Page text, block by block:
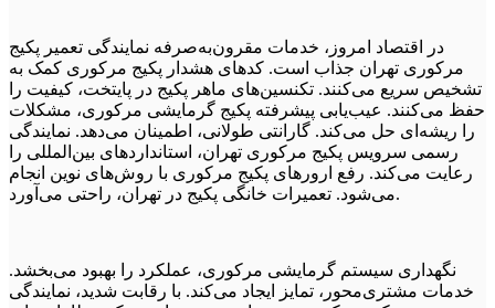
در اقتصاد امروز، خدمات مقرون‌به‌صرفه نمایندگی تعمیر پکیج
مرکوری تهران جذاب است. کدهای هشدار پکیج مرکوری کمک به
تشخیص سریع می‌کنند. تکنسین‌های ماهر پکیج در پایتخت، کیفیت را
حفظ می‌کنند. عیب‌یابی پیشرفته پکیج گرمایشی مرکوری، مشکلات
را ریشه‌ای حل می‌کند. گارانتی طولانی، اطمینان می‌دهد. نمایندگی
رسمی سرویس پکیج مرکوری تهران، استانداردهای بین‌المللی را
رعایت می‌کند. رفع ارورهای پکیج مرکوری با روش‌های نوین انجام
می‌شود. تعمیرات خانگی پکیج در تهران، راحتی می‌آورد.
نگهداری سیستم گرمایشی مرکوری، عملکرد را بهبود می‌بخشد.
خدمات مشتری‌محور، تمایز ایجاد می‌کند. با رقابت شدید، نمایندگی